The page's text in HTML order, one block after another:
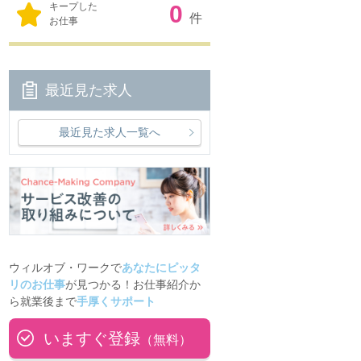
キープした
お仕事
0 件
最近見た求人
最近見た求人一覧へ
ウィルオブ・ワークであなたにピッタ
リのお仕事が見つかる！お仕事紹介か
ら就業後まで手厚くサポート
いますぐ登録 （無料）